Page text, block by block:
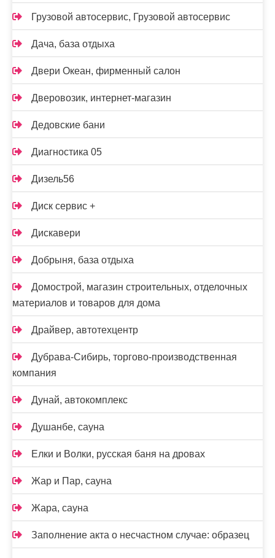
Грузовой автосервис, Грузовой автосервис
Дача, база отдыха
Двери Океан, фирменный салон
Дверовозик, интернет-магазин
Дедовские бани
Диагностика 05
Дизель56
Диск сервис +
Дискавери
Добрыня, база отдыха
Домострой, магазин строительных, отделочных
материалов и товаров для дома
Драйвер, автотехцентр
Дубрава-Сибирь, торгово-производственная
компания
Дунай, автокомплекс
Душанбе, сауна
Елки и Волки, русская баня на дровах
Жар и Пар, сауна
Жара, сауна
Заполнение акта о несчастном случае: образец